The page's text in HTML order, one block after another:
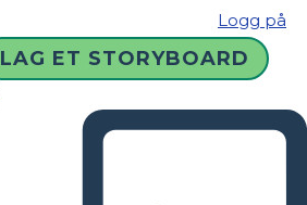
Logg på
LAG ET STORYBOARD